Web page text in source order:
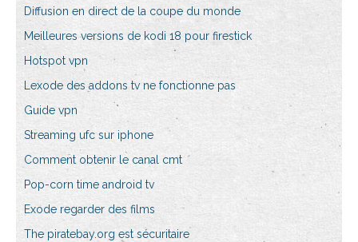
Diffusion en direct de la coupe du monde
Meilleures versions de kodi 18 pour firestick
Hotspot vpn
Lexode des addons tv ne fonctionne pas
Guide vpn
Streaming ufc sur iphone
Comment obtenir le canal cmt
Pop-corn time android tv
Exode regarder des films
The piratebay.org est sécuritaire